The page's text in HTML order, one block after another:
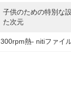
子供のための特別な
た次元
300rpm熱- nitiファイ